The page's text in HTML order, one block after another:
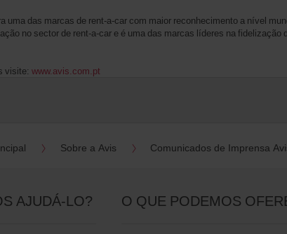
uma das marcas de rent-a-car com maior reconhecimento a nível
no sector de rent-a-car e é uma das marcas líderes na
visite: www.avis.com.pt
Sobre a Avis Comunicados de Imprensa
AJUDÁ-LO? O QUE PODEMOS